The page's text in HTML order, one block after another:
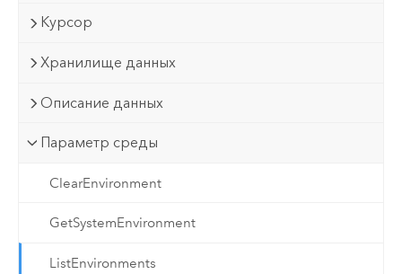
Курсор
Хранилище данных
Описание данных
Параметр среды
ClearEnvironment
GetSystemEnvironment
ListEnvironments